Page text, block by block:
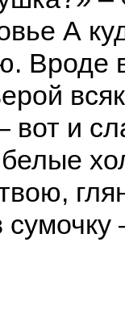
А
Вроде
вот и